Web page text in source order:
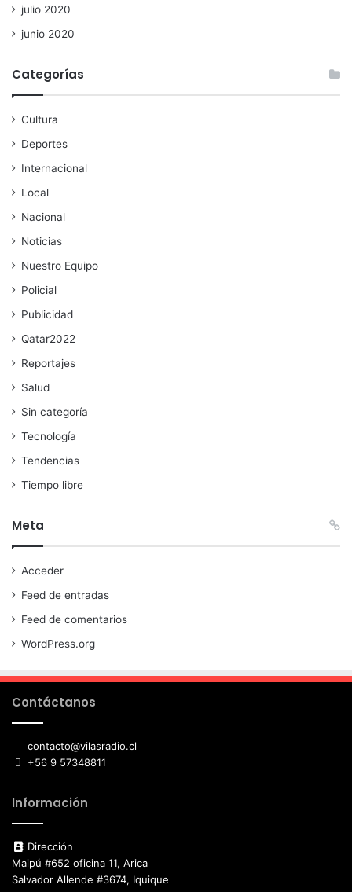
julio 2020
junio 2020
Categorías
Cultura
Deportes
Internacional
Local
Nacional
Noticias
Nuestro Equipo
Policial
Publicidad
Qatar2022
Reportajes
Salud
Sin categoría
Tecnología
Tendencias
Tiempo libre
Meta
Acceder
Feed de entradas
Feed de comentarios
WordPress.org
Contáctanos
contacto@vilasradio.cl
+56 9 57348811
Información
Dirección
Maipú #652 oficina 11, Arica
Salvador Allende #3674, Iquique